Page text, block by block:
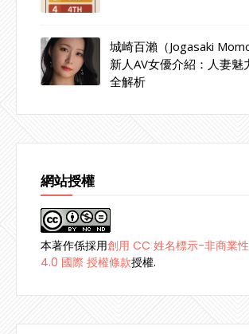
城崎百瀨（Jogasaki
新人AV女優介紹：人妻魅
全解析
網站授權
本著作係採用創用 CC 姓名標示-非商業
4.0 國際 授權條款授權.